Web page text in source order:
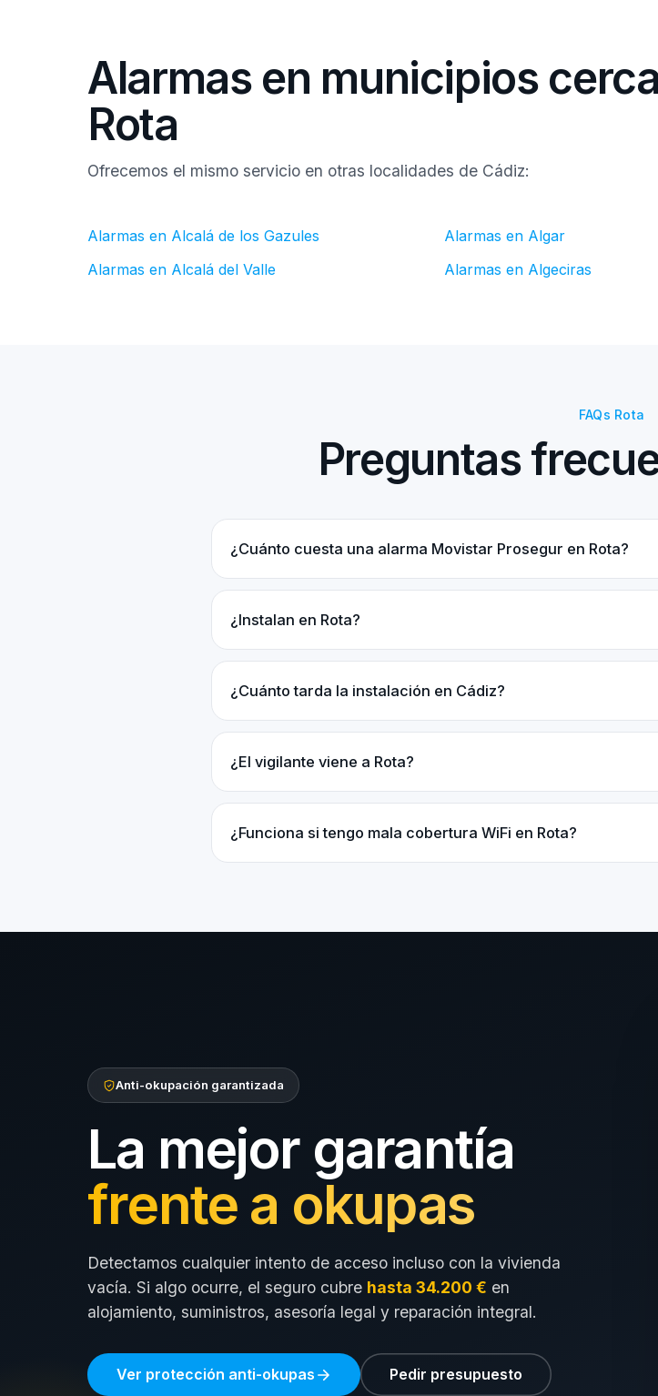
Alarmas en municipios
Rota
Ofrecemos el mismo servicio en otras localidades de Cádiz:
Alarmas en Alcalá de los Gazules
Alarmas en Alcalá del Valle
Alarmas en Algar
Alarmas en Algeciras
FAQs Rota
Preguntas
¿Cuánto cuesta una alarma Movistar Prosegur en Rota?
¿Instalan en Rota?
¿Cuánto tarda la instalación en Cádiz?
¿El vigilante viene a Rota?
¿Funciona si tengo mala cobertura WiFi en Rota?
Anti-okupación garantizada
La mejor garantía
frente a okupas
Detectamos cualquier intento de acceso incluso con la vivienda
vacía. Si algo ocurre, el seguro cubre hasta 34.200 € en
alojamiento, suministros, asesoría legal y reparación integral.
Ver protección anti-okupas Pedir presupuesto